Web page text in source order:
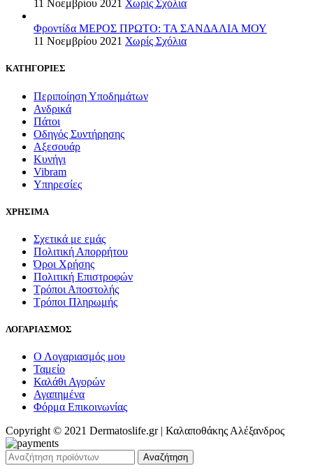
11 Νοεμβρίου 2021 Χωρίς Σχόλια
Φροντίδα ΜΕΡΟΣ ΠΡΩΤΟ: ΤΑ ΣΑΝΔΑΛΙΑ ΜΟΥ
11 Νοεμβρίου 2021 Χωρίς Σχόλια
ΚΑΤΗΓΟΡΙΕΣ
Περιποίηση Υποδημάτων
Ανδρικά
Πάτοι
Οδηγός Συντήρησης
Αξεσουάρ
Κυνήγι
Vibram
Υπηρεσίες
ΧΡΗΣΙΜΑ
Σχετικά με εμάς
Πολιτική Απορρήτου
Όροι Χρήσης
Πολιτική Επιστροφών
Τρόποι Αποστολής
Τρόποι Πληρωμής
ΛΟΓΑΡΙΑΣΜΟΣ
Ο Λογαριασμός μου
Ταμείο
Καλάθι Αγορών
Αγαπημένα
Φόρμα Επικοινωνίας
Copyright © 2021 Dermatoslife.gr | Καλαποθάκης Αλέξανδρος
Αναζήτηση